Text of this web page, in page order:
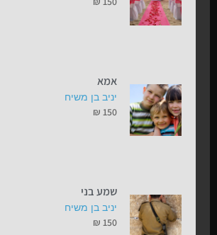
אמא
יניב בן משיח
₪ 150
שמע בני
יניב בן משיח
₪ 150